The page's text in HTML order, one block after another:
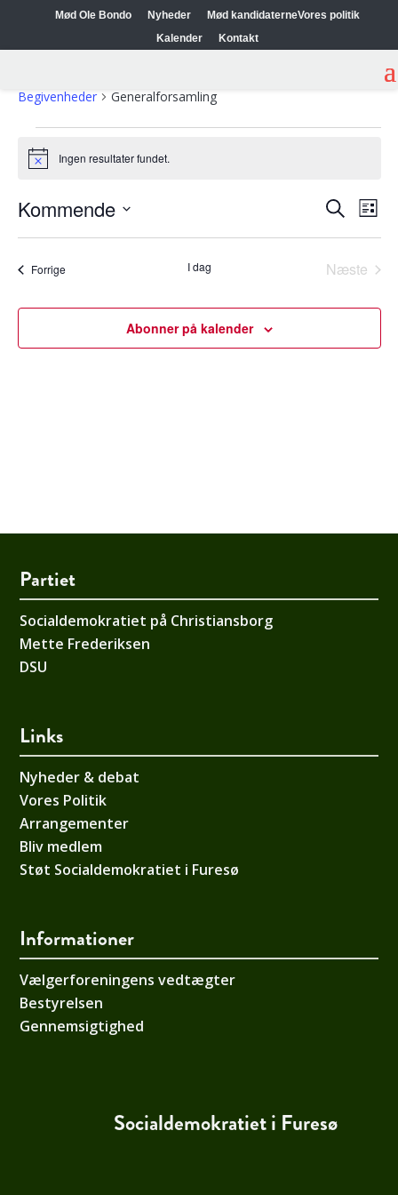
Mød Ole Bondo Nyheder Mød kandidaterneVores politik
Kalender
Kontakt
Begivenheder Generalforsamling
Begivenheder
Notice Ingen resultater fundet.
Søgning
Søg
Liste
Kommende
ForrigeBegivenheder I dag
Næste
Abonner på kalender
Partiet
Socialdemokratiet på Christiansborg
Mette Frederiksen
DSU
Links
Nyheder & debat
Vores Politik
Arrangementer
Bliv medlem
Støt Socialdemokratiet i Furesø
Informationer
Vælgerforeningens vedtægter
Bestyrelsen
Gennemsigtighed
Socialdemokratiet i Furesø